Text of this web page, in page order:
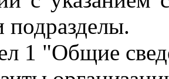
подразделы.
1 "Общие